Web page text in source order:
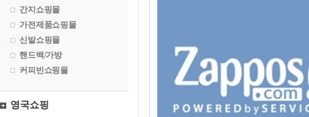
간지쇼핑몰
가전제품쇼핑몰
신발쇼핑몰
핸드백/가방
커피빈쇼핑몰
영국쇼핑